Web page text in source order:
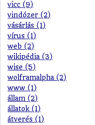
vicc (9)
vindózer (2)
vásárlás (1)
vírus (1)
web (2)
wikipédia (3)
wise (5)
wolframalpha (2)
www (1)
állam (2)
állatok (1)
átverés (1)